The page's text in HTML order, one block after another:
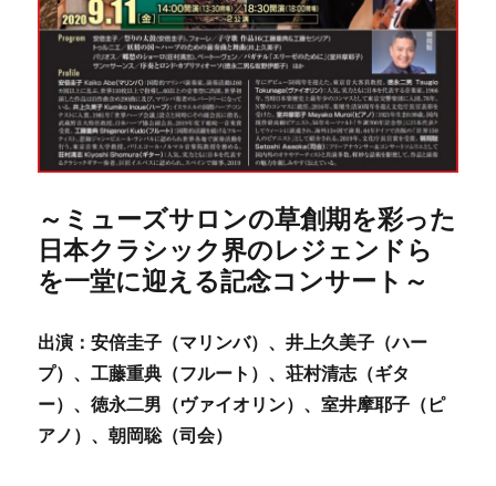
～ミューズサロンの草創期を彩った
日本クラシック界のレジェンドら
を一堂に迎える記念コンサート～
出演：安倍圭子（マリンバ）、井上久美子（ハー
プ）、工藤重典（フルート）、荘村清志（ギタ
ー）、徳永二男（ヴァイオリン）、室井摩耶子（ピ
アノ）、朝岡聡（司会）